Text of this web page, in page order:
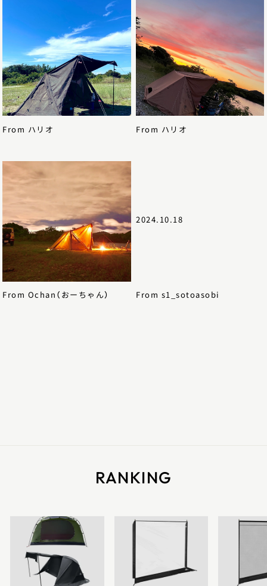
ハリオ
2023.9.3
ハリオ
2023.6.25
Ochan（おーちゃん）
2023.8.27
s1_sotoasobi
2024.10.18
RANKING